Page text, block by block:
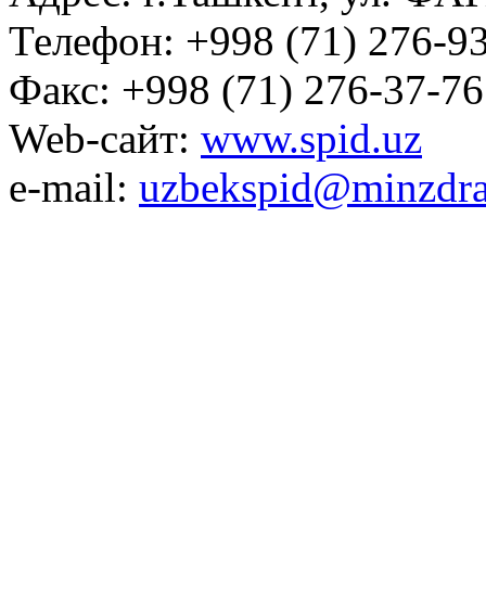
Телефон: +998 (71) 276-
Факс: +998 (71) 276-37-76
Web-сайт: www.spid.uz
e-mail: